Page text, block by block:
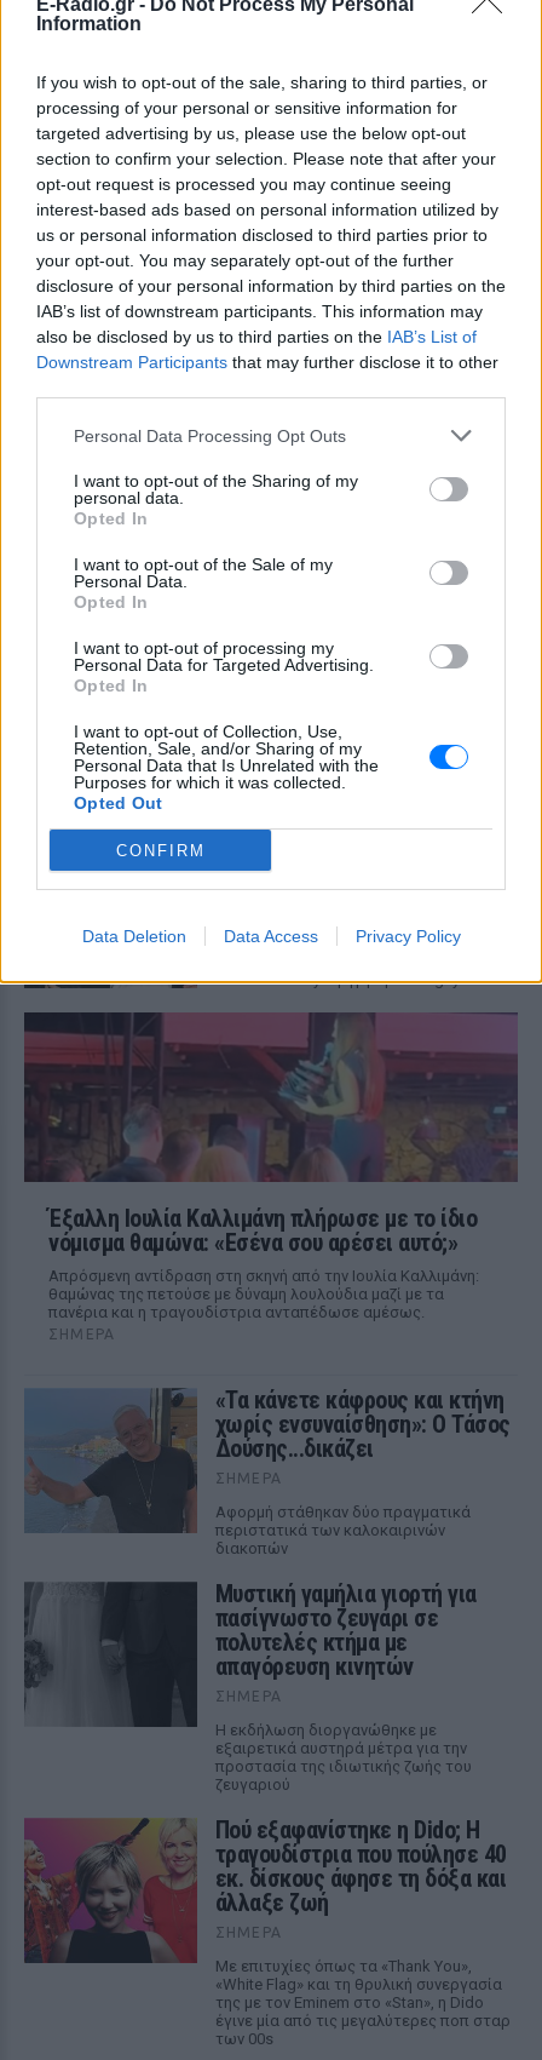
E-Radio.gr - Do Not Process My Personal
Information
If you wish to opt-out of the sale, sharing to third parties, or
processing of your personal or sensitive information for
targeted advertising by us, please use the below opt-out
section to confirm your selection. Please note that after your
opt-out request is processed you may continue seeing
interest-based ads based on personal information utilized by
us or personal information disclosed to third parties prior to
your opt-out. You may separately opt-out of the further
disclosure of your personal information by third parties on the
IAB’s list of downstream participants. This information may
also be disclosed by us to third parties on the IAB’s List of
Downstream Participants that may further disclose it to other
Personal Data Processing Opt Outs
I want to opt-out of the Sharing of my
personal data.
Opted In
I want to opt-out of the Sale of my
Personal Data.
Opted In
I want to opt-out of processing my
Personal Data for Targeted Advertising.
Opted In
I want to opt-out of Collection, Use,
Retention, Sale, and/or Sharing of my
Personal Data that Is Unrelated with the
Purposes for which it was collected.
Opted Out
CONFIRM
Data Deletion Data Access Privacy Policy
ΔΕΙΤΕ ΕΠΙΣΗΣ
ΣΤΗΝ ΙΔΙΑ ΚΑΤΗΓΟΡΙΑ
Μύκονος: Ιταλοί παρτάρουν σε
έξαλλη κατάσταση μέσα σε...
βανάκι ‑ Η αντίδραση του
οδηγού
live TV, οι επιβάτες φαίνονται να
διασκεδάζουν με ιδιαίτερα έντονο
Η Μαρία Μενούνος φόρεσε
ΣΉΜΕΡΑ
«Κάθε χρόνο η Ελλάδα μου χαρίζει κάτι
που δεν ήξερα ότι μου έλειπε» σημειώνει
έκανε coming out στα 53 του
Τώρα, στα 53 του, μίλησε δημόσια για
παλιά celebrity αφήγηση: είναι gay
Έξαλλη Ιουλία Καλλιμάνη πλήρωσε με το ίδιο
νόμισμα θαμώνα: «Εσένα σου αρέσει αυτό;»
Απρόσμενη αντίδραση στη σκηνή από την Ιουλία Καλλιμάνη:
θαμώνας της πετούσε με δύναμη λουλούδια μαζί με τα
πανέρια και η τραγουδίστρια ανταπέδωσε αμέσως.
ΣΉΜΕΡΑ
«Τα κάνετε κάφρους και κτήνη
χωρίς ενσυναίσθηση»: Ο Τάσος
Δούσης...δικάζει
ΣΉΜΕΡΑ
Αφορμή στάθηκαν δύο πραγματικά
περιστατικά των καλοκαιρινών
διακοπών
Μυστική γαμήλια γιορτή για
πασίγνωστο ζευγάρι σε
πολυτελές κτήμα με
απαγόρευση κινητών
ΣΉΜΕΡΑ
Η εκδήλωση διοργανώθηκε με
εξαιρετικά αυστηρά μέτρα για την
προστασία της ιδιωτικής ζωής του
ζευγαριού
Πού εξαφανίστηκε η Dido; Η
τραγουδίστρια που πούλησε 40
εκ. δίσκους άφησε τη δόξα και
άλλαξε ζωή
ΣΉΜΕΡΑ
Με επιτυχίες όπως τα «Thank You»,
«White Flag» και τη θρυλική συνεργασία
της με τον Eminem στο «Stan», η Dido
έγινε μία από τις μεγαλύτερες ποπ σταρ
των 00s